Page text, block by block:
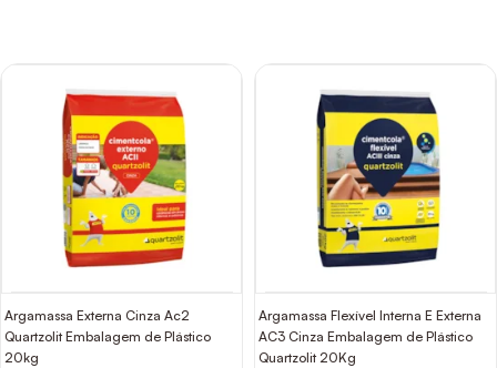
Argamassa Externa Cinza Ac2
Quartzolit Embalagem de Plástico
20kg
Argamassa Flexível Interna E Externa
AC3 Cinza Embalagem de Plástico
Quartzolit 20Kg